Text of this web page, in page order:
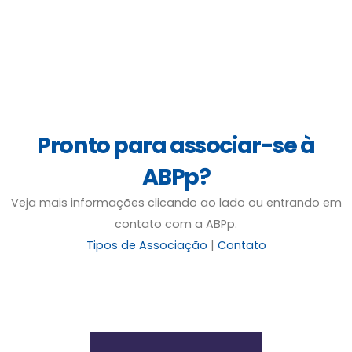
Pronto para associar-se à
ABPp?
Veja mais informações clicando ao lado ou entrando em
contato com a ABPp.
Tipos de Associação | Contato